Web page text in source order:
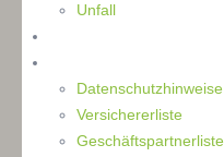
Unfall
Datenschutzhinweise
Versichererliste
Geschäftspartnerliste